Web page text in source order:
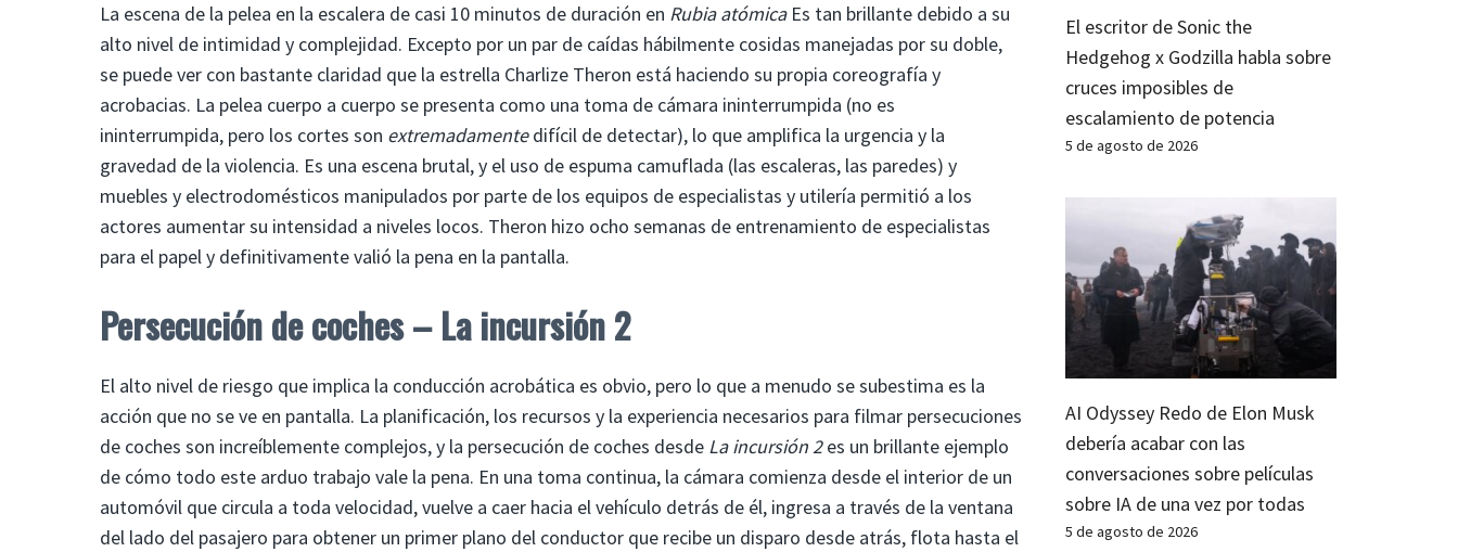
La escena de la pelea en la escalera de casi 10 minutos de duración en Rubia atómicaEs tan brillante debido a su
alto nivel de intimidad y complejidad. Excepto por un par de caídas hábilmente cosidas manejadas por su doble,
se puede ver con bastante claridad que la estrella Charlize Theron está haciendo su propia coreografía y
acrobacias. La pelea cuerpo a cuerpo se presenta como una toma de cámara ininterrumpida (no es
ininterrumpida, pero los cortes son extremadamentedifícil de detectar), lo que amplifica la urgencia y la
gravedad de la violencia. Es una escena brutal, y el uso de espuma camuflada (las escaleras, las paredes) y
muebles y electrodomésticos manipulados por parte de los equipos de especialistas y utilería permitió a los
actores aumentar su intensidad a niveles locos. Theron hizo ocho semanas de entrenamiento de especialistas
para el papel y definitivamente valió la pena en la pantalla.
Persecución de coches – La incursión 2
El alto nivel de riesgo que implica la conducción acrobática es obvio, pero lo que a menudo se subestima es la
acción que no se ve en pantalla. La planificación, los recursos y la experiencia necesarios para filmar persecuciones
de coches son increíblemente complejos, y la persecución de coches desde La incursión 2es un brillante ejemplo
de cómo todo este arduo trabajo vale la pena. En una toma continua, la cámara comienza desde el interior de un
automóvil que circula a toda velocidad, vuelve a caer hacia el vehículo detrás de él, ingresa a través de la ventana
del lado del pasajero para obtener un primer plano del conductor que recibe un disparo desde atrás, flota hasta el
El escritor de Sonic the
Hedgehog x Godzilla habla sobre
cruces imposibles de
escalamiento de potencia
5 de agosto de 2026
AI Odyssey Redo de Elon Musk
debería acabar con las
conversaciones sobre películas
sobre IA de una vez por todas
5 de agosto de 2026